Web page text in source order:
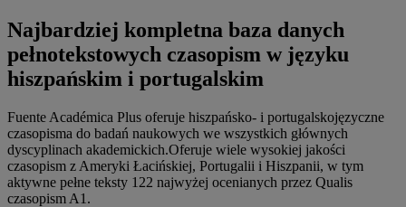
Najbardziej kompletna baza danych
pełnotekstowych czasopism w języku
hiszpańskim i portugalskim
Fuente Académica Plus oferuje hiszpańsko- i portugalskojęzyczne
czasopisma do badań naukowych we wszystkich głównych
dyscyplinach akademickich.Oferuje wiele wysokiej jakości
czasopism z Ameryki Łacińskiej, Portugalii i Hiszpanii, w tym
aktywne pełne teksty 122 najwyżej ocenianych przez Qualis
czasopism A1.